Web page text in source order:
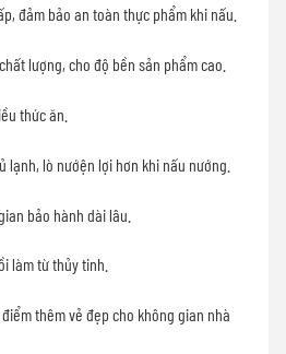
đảm bảo an toàn thực phẩm khi nấu.
lượng, cho độ bền sản phẩm cao.
thức ăn.
lạnh, lò nướện lợi hơn khi nấu nướng.
bảo hành dài lâu.
làm từ thủy tinh.
thêm vẻ đẹp cho không gian nhà